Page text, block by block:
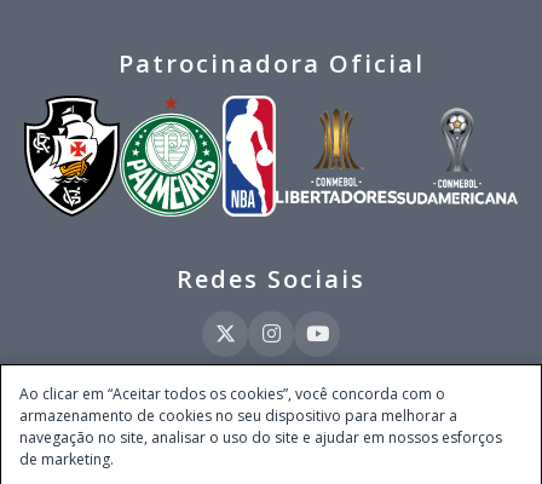
Patrocinadora Oficial
Redes Sociais
Este site é operado pela Ventmear Brasil LTDA (CNPJ 52.868.380/0001-84), com
endereço na Avenida Brigadeiro Faria Lima, nº 4.055, 3º andar, Itaim Bibi, no
Município de São Paulo, Estado de São Paulo, CEP 04538-133, Brasil - empresa
Ao clicar em “Aceitar todos os cookies”, você concorda com o
armazenamento de cookies no seu dispositivo para melhorar a
navegação no site, analisar o uso do site e ajudar em nossos esforços
de marketing.